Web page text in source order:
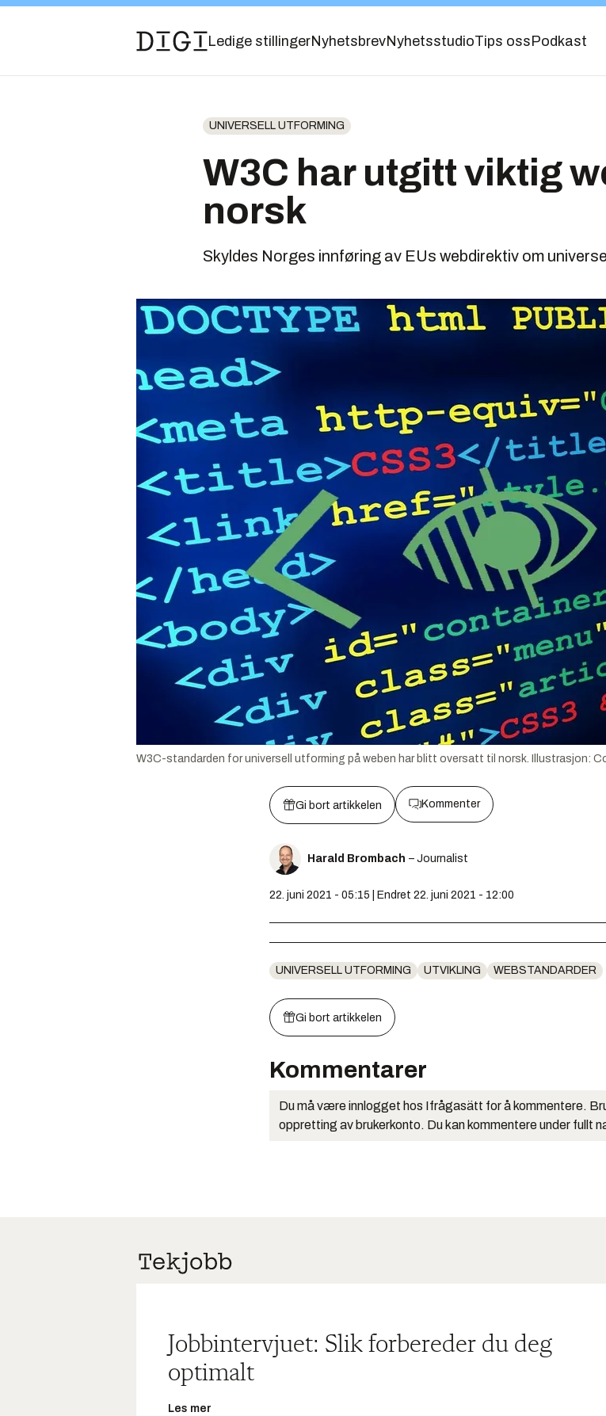
Ledige stillingerNyhetsbrevNyhetsstudioTips oss Podkast
UNIVERSELL UTFORMING
W3C har utgitt viktig
norsk
Skyldes Norges innføring av EUs webdirektiv om
W3C-standarden for universell utforming på weben har blitt oversatt til norsk. Illustrasjon:
Gi bort artikkelen Kommenter
Harald Brombach – Journalist
22. juni 2021 - 05:15 | Endret 22. juni 2021 - 12:00
UNIVERSELL UTFORMING UTVIKLING WEBSTANDARDER
Gi bort artikkelen
Kommentarer
Du må være innlogget hos Ifrågasätt for å kommentere.
oppretting av brukerkonto. Du kan kommentere under fullt
Jobbintervjuet: Slik forbereder du deg
optimalt
Les mer